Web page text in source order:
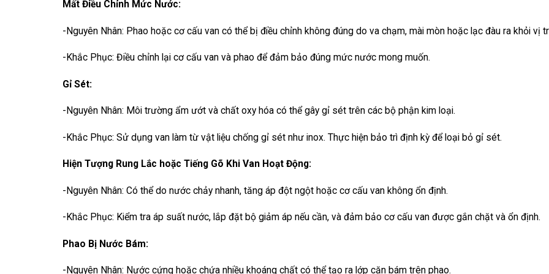
Mất Điều Chỉnh Mức Nước:
-Nguyên Nhân: Phao hoặc cơ cấu van có thể bị điều chỉnh không đúng do va chạm, mài mòn hoặc lạc đàu ra khỏi vị
-Khắc Phục: Điều chỉnh lại cơ cấu van và phao để đảm bảo đúng mức nước mong muốn.
Gỉ Sét:
-Nguyên Nhân: Môi trường ẩm ướt và chất oxy hóa có thể gây gỉ sét trên các bộ phận kim loại.
-Khắc Phục: Sử dụng van làm từ vật liệu chống gỉ sét như inox. Thực hiện bảo trì định kỳ để loại bỏ gỉ sét.
Hiện Tượng Rung Lắc hoặc Tiếng Gõ Khi Van Hoạt Động:
-Nguyên Nhân: Có thể do nước chảy nhanh, tăng áp đột ngột hoặc cơ cấu van không ổn định.
-Khắc Phục: Kiểm tra áp suất nước, lắp đặt bộ giảm áp nếu cần, và đảm bảo cơ cấu van được gắn chặt và ổn định.
Phao Bị Nước Bám:
-Nguyên Nhân: Nước cứng hoặc chứa nhiều khoáng chất có thể tạo ra lớp cặn bám trên phao.